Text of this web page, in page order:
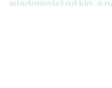
wiadomości od kin, a